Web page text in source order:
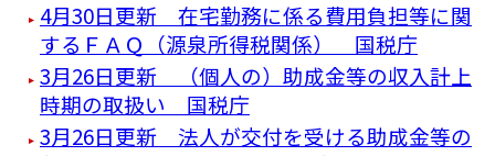
4月30日更新 在宅勤務に係る費用負担等に関
するＦＡＱ（源泉所得税関係） 国税庁
3月26日更新 （個人の）助成金等の収入計上
時期の取扱い 国税庁
3月26日更新 法人が交付を受ける助成金等の